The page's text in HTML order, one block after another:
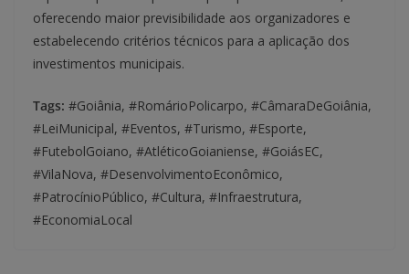
oferecendo maior previsibilidade aos organizadores e
estabelecendo critérios técnicos para a aplicação dos
investimentos municipais.
Tags: #Goiânia, #RomárioPolicarpo, #CâmaraDeGoiânia,
#LeiMunicipal, #Eventos, #Turismo, #Esporte,
#FutebolGoiano, #AtléticoGoianiense, #GoiásEC,
#VilaNova, #DesenvolvimentoEconômico,
#PatrocínioPúblico, #Cultura, #Infraestrutura,
#EconomiaLocal